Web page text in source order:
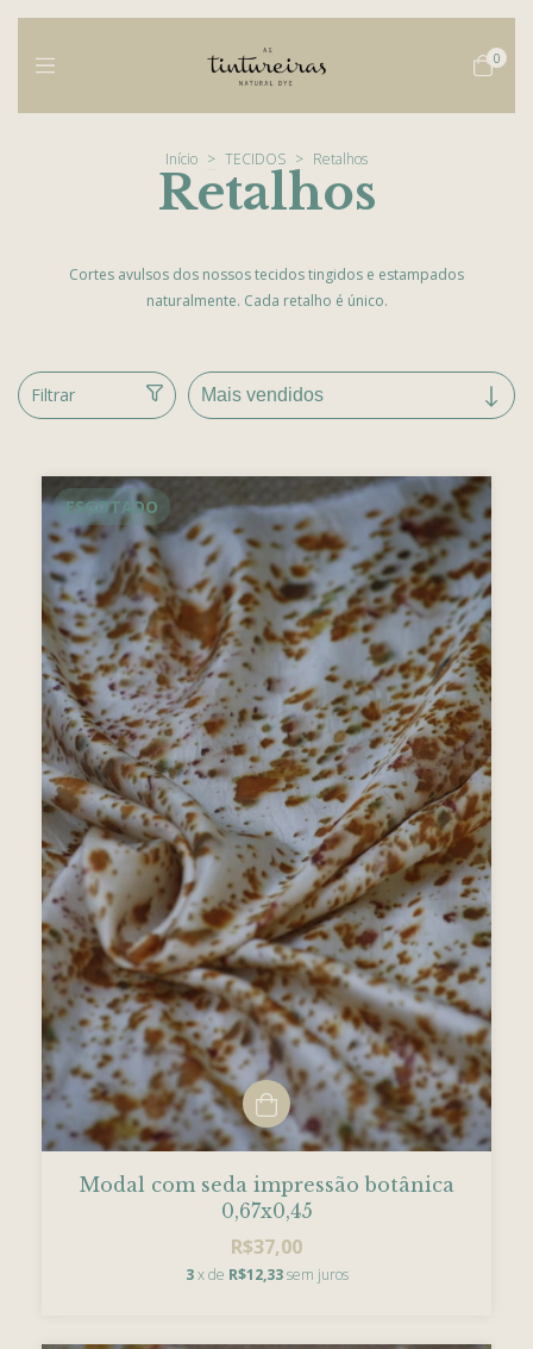
0
Início > TECIDOS > Retalhos
Retalhos
Cortes avulsos dos nossos tecidos tingidos e estampados
naturalmente. Cada retalho é único.
Filtrar
ESGOTADO
Modal com seda impressão botânica
0,67x0,45
R$37,00
3 x de R$12,33 sem juros